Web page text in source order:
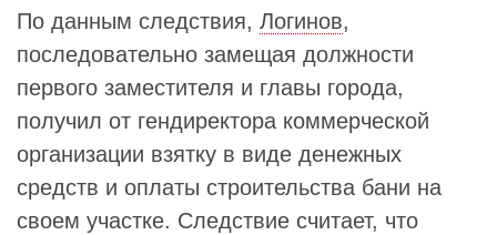
По данным следствия, Логинов,
последовательно замещая должности
первого заместителя и главы города,
получил от гендиректора коммерческой
организации взятку в виде денежных
средств и оплаты строительства бани на
своем участке. Следствие считает, что